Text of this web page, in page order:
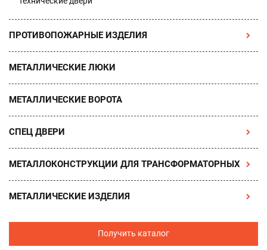
ПРОТИВОПОЖАРНЫЕ ИЗДЕЛИЯ
МЕТАЛЛИЧЕСКИЕ ЛЮКИ
МЕТАЛЛИЧЕСКИЕ ВОРОТА
СПЕЦ ДВЕРИ
МЕТАЛЛОКОНСТРУКЦИИ ДЛЯ ТРАНСФОРМАТОРНЫХ
МЕТАЛЛИЧЕСКИЕ ИЗДЕЛИЯ
Получить каталог